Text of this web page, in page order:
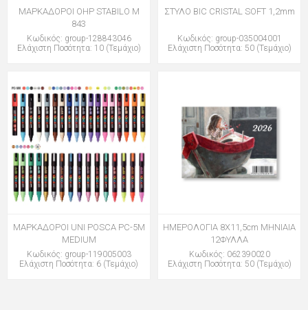
ΜΑΡΚΑΔΟΡΟΙ OHP STABILO M
843
Κωδικός: group-128843046
Ελάχιστη Ποσότητα: 10 (Τεμάχιο)
ΣΤΥΛΟ BIC CRISTAL SOFT 1,2mm
Κωδικός: group-035004001
Ελάχιστη Ποσότητα: 50 (Τεμάχιο)
ΜΑΡΚΑΔΟΡΟΙ UNI POSCA PC-5M
MEDIUM
Κωδικός: group-119005003
Ελάχιστη Ποσότητα: 6 (Τεμάχιο)
ΗΜΕΡΟΛΟΓΙΑ 8Χ11,5cm ΜΗΝΙΑΙΑ
12ΦΥΛΛΑ
Κωδικός: 062390020
Ελάχιστη Ποσότητα: 50 (Τεμάχιο)